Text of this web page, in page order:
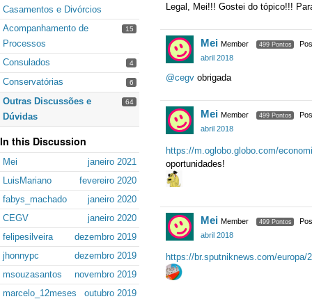
Casamentos e Divórcios
15
Acompanhamento de
Processos
4
Consulados
6
Conservatórias
64
Outras Discussões e
Dúvidas
In this Discussion
janeiro 2021
Mei
fevereiro 2020
LuisMariano
janeiro 2020
fabys_machado
janeiro 2020
CEGV
dezembro 2019
felipesilveira
dezembro 2019
jhonnypc
novembro 2019
msouzasantos
outubro 2019
marcelo_12meses
Legal, Mei!!! Gostei do tópico!!!
Mei Member 499 Pontos
abril 2018
@cegv obrigada
Mei Member 499 Pontos
abril 2018
https://m.oglobo.globo.com/
oportunidades!
Mei Member 499 Pontos
abril 2018
https://br.sputniknews.com/europa/